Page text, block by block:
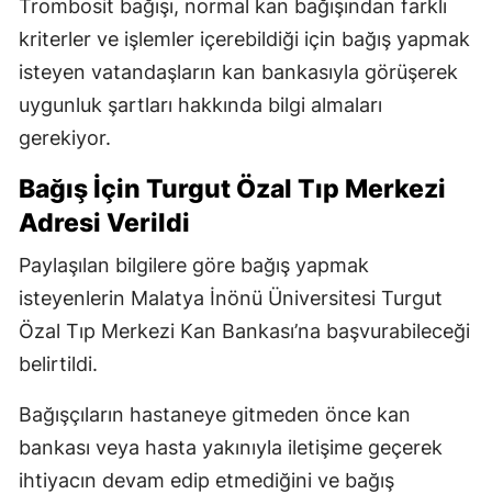
Trombosit bağışı, normal kan bağışından farklı
kriterler ve işlemler içerebildiği için bağış yapmak
isteyen vatandaşların kan bankasıyla görüşerek
uygunluk şartları hakkında bilgi almaları
gerekiyor.
Bağış İçin Turgut Özal Tıp Merkezi
Adresi Verildi
Paylaşılan bilgilere göre bağış yapmak
isteyenlerin Malatya İnönü Üniversitesi Turgut
Özal Tıp Merkezi Kan Bankası’na başvurabileceği
belirtildi.
Bağışçıların hastaneye gitmeden önce kan
bankası veya hasta yakınıyla iletişime geçerek
ihtiyacın devam edip etmediğini ve bağış